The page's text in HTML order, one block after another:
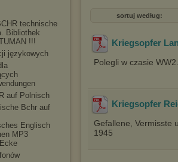
technische
Bibliothek
!!!
językowych
auf Polnisch
Bchr auf
Englisch
MP3
sortuj według:
Kriegsopfer
Polegli w czasie WW2.
Kriegsopfer
Gefallene, Vermisste
1945